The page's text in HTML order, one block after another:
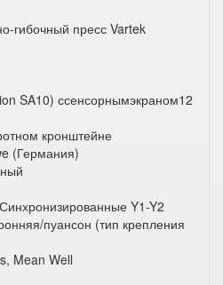
гибочный пресс Vartek
SA10) ссенсорнымэкраном12
кронштейне
(Германия)
Y1-Y2
пуансон (тип крепления
Mean Well